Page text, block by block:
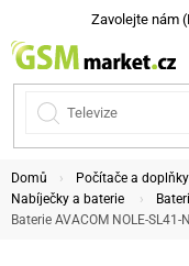
Zavolejte nám
Domů Počítače a doplňky
Nabíječky a baterie
Baterie AVACOM NOLE-